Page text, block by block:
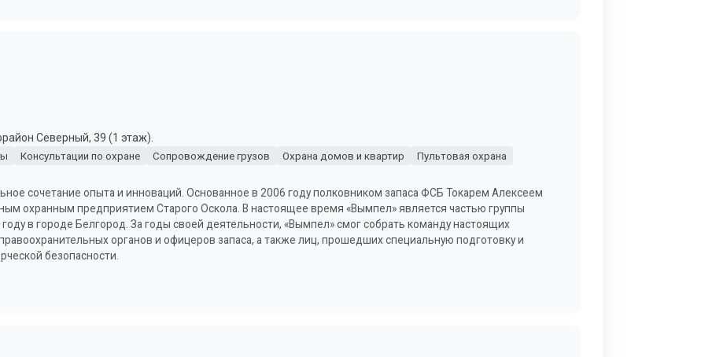
Северный, 39 (1 этаж).
Консультации по охране Сопровождение грузов Охрана домов и квартир
Пультовая охрана
сочетание опыта и инноваций. Основанное в 2006 году полковником запаса ФСБ Токарем Алексеем
охранным предприятием Старого Оскола. В настоящее время «Вымпел» является частью группы
в городе Белгород. За годы своей деятельности, «Вымпел» смог собрать команду настоящих
органов и офицеров запаса, а также лиц, прошедших специальную подготовку и
безопасности.